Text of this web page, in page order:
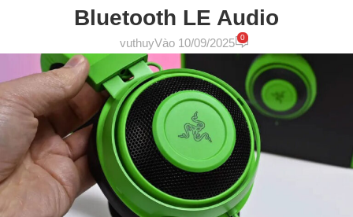
Bluetooth LE Audio
vuthuyVào 10/09/2025 0